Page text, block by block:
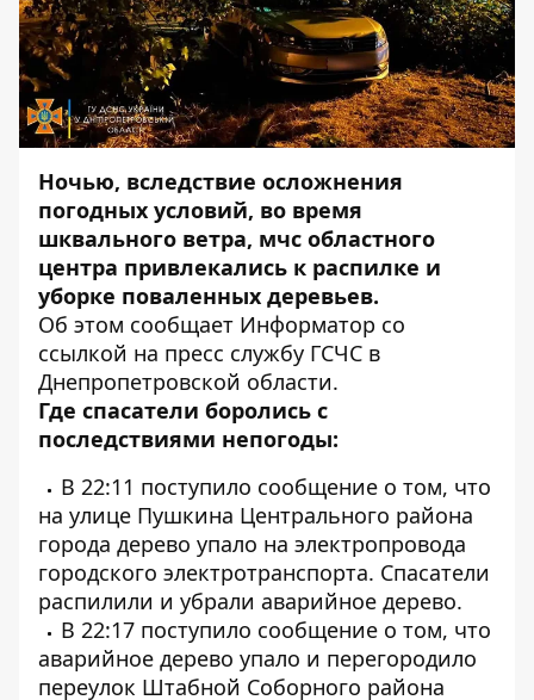
Ночью, вследствие осложнения
погодных условий, во время
шквального ветра, мчс областного
центра привлекались к распилке и
уборке поваленных деревьев.
Об этом сообщает Информатор со
ссылкой на пресс службу ГСЧС в
Днепропетровской области.
Где спасатели боролись с
последствиями непогоды:
В 22:11 поступило сообщение о том, что
на улице Пушкина Центрального района
города дерево упало на электропровода
городского электротранспорта. Спасатели
распилили и убрали аварийное дерево.
В 22:17 поступило сообщение о том, что
аварийное дерево упало и перегородило
переулок Штабной Соборного района